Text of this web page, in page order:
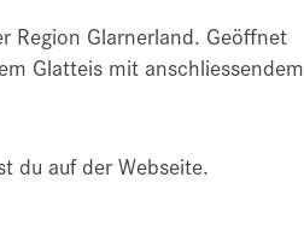
Region Glarnerland. Geöffnet
Glatteis mit anschliessendem
du auf der Webseite.